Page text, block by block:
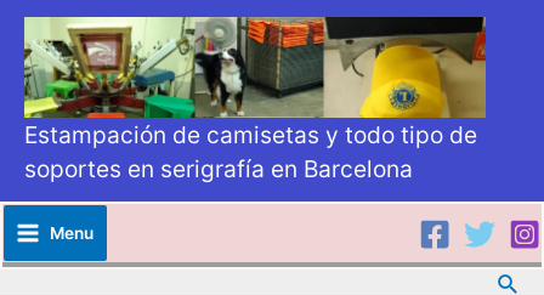
Estampación de camisetas y todo tipo de
soportes en serigrafía en Barcelona
Menu